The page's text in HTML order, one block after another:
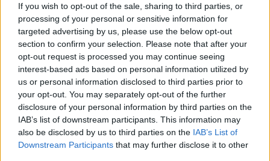
If you wish to opt-out of the sale, sharing to third parties, or
processing of your personal or sensitive information for
targeted advertising by us, please use the below opt-out
section to confirm your selection. Please note that after your
opt-out request is processed you may continue seeing
interest-based ads based on personal information utilized by
us or personal information disclosed to third parties prior to
your opt-out. You may separately opt-out of the further
disclosure of your personal information by third parties on the
IAB’s list of downstream participants. This information may
also be disclosed by us to third parties on the IAB’s List of
Downstream Participants that may further disclose it to other
mieszkańców wsi.
Dochowanie wierności w związku, w którym
nie pojawiła się miłość, jest więc bardzo
trudne dla bohaterów ogarniętych
pożądaniem czy porywami serca. W
większości przypadków analiza wskazuje
jednak na to, że byłoby to dla nich bardziej